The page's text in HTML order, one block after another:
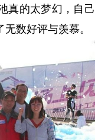
真的太梦幻，自己
数好评与羡慕。